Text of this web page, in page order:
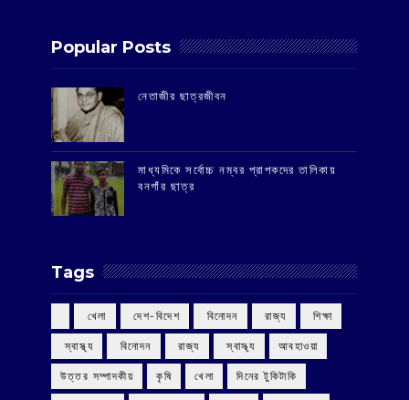
Popular Posts
‌নেতাজীর ছাত্রজীবন
মাধ্যমিকে সর্বোচ্চ নম্বর প্রাপকদের তালিকায়
বনগাঁর ছাত্র
Tags
‌ খেলা ‌ দেশ-বিদেশ ‌ বিনোদন ‌ রাজ্য ‌ শিক্ষা
‌ স্বাস্থ্য ‌ বিনোদন ‌ রাজ্য ‌ স্বাস্থ্য আবহাওয়া
উত্তর সম্পাদকীয় কৃষি খেলা দিনের টুকিটাকি